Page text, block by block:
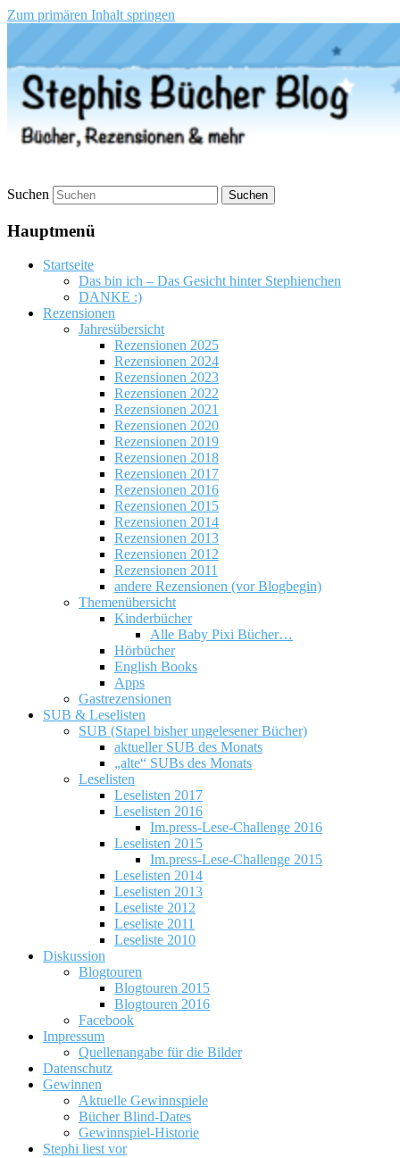
Zum primären Inhalt springen
Stephis Bücher Blog
Suchen
Hauptmenü
Startseite
Das bin ich – Das Gesicht hinter Stephienchen
DANKE :)
Rezensionen
Jahresübersicht
Rezensionen 2025
Rezensionen 2024
Rezensionen 2023
Rezensionen 2022
Rezensionen 2021
Rezensionen 2020
Rezensionen 2019
Rezensionen 2018
Rezensionen 2017
Rezensionen 2016
Rezensionen 2015
Rezensionen 2014
Rezensionen 2013
Rezensionen 2012
Rezensionen 2011
andere Rezensionen (vor Blogbegin)
Themenübersicht
Kinderbücher
Alle Baby Pixi Bücher…
Hörbücher
English Books
Apps
Gastrezensionen
SUB & Leselisten
SUB (Stapel bisher ungelesener Bücher)
aktueller SUB des Monats
„alte“ SUBs des Monats
Leselisten
Leselisten 2017
Leselisten 2016
Im.press-Lese-Challenge 2016
Leselisten 2015
Im.press-Lese-Challenge 2015
Leselisten 2014
Leselisten 2013
Leseliste 2012
Leseliste 2011
Leseliste 2010
Diskussion
Blogtouren
Blogtouren 2015
Blogtouren 2016
Facebook
Impressum
Quellenangabe für die Bilder
Datenschutz
Gewinnen
Aktuelle Gewinnspiele
Bücher Blind-Dates
Gewinnspiel-Historie
Stephi liest vor